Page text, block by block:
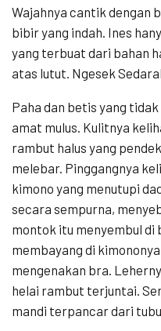
Wajahnya cantik dengan
bibir yang indah. Ines
yang terbuat dari bahan
atas lutut. Ngesek
Paha dan betis yang
amat mulus. Kulitnya
rambut halus yang
melebar. Pinggangnya
kimono yang menutupi
secara sempurna,
montok itu menyembul di
membayang di
mengenakan bra.
helai rambut terjuntai.
mandi terpancar dari